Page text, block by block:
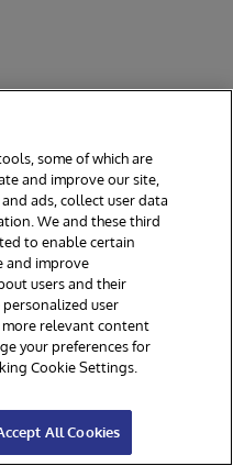
some of which are
and improve our site,
ads, collect user data
We and these third
to enable certain
and improve
users and their
user
more relevant content
your preferences for
Cookie Settings.
All Cookies